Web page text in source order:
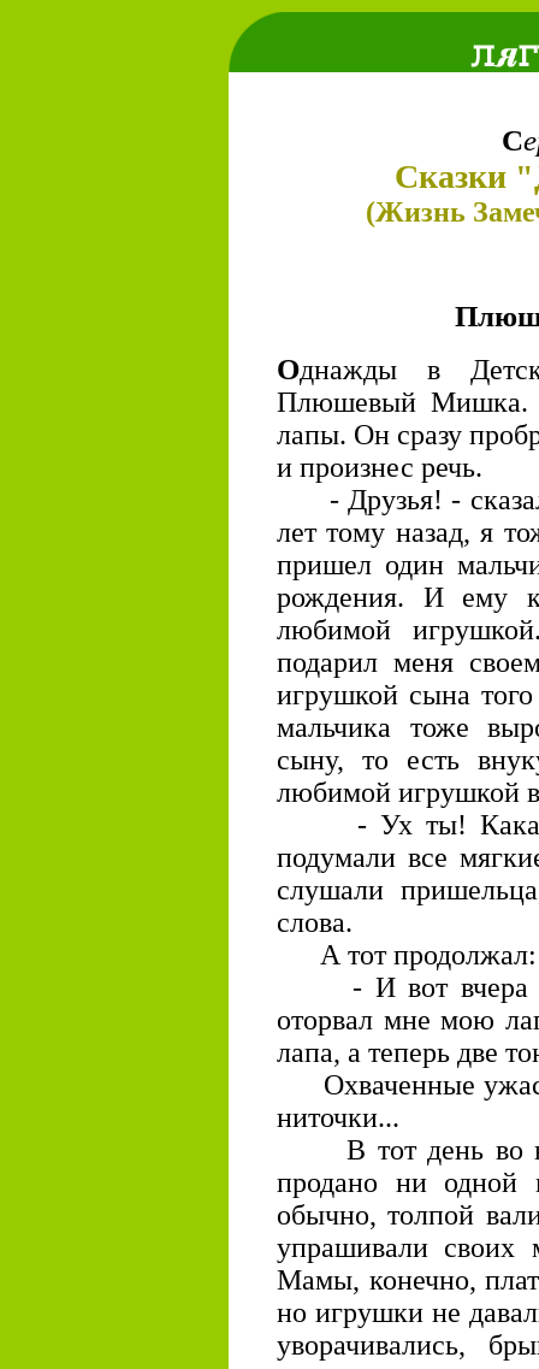
С
Сказки
(Жизнь
Однажды в
Плюшевый Мишка.
лапы. Он сразу
и произнес речь.
- Друзья! -
лет тому назад, я
пришел один
рождения. И ему
любимой
подарил меня
игрушкой сына
мальчика тоже
сыну, то есть
любимой игрушкой
- Ух ты! Какая
подумали все
слушали
слова.
А тот продолжал:
- И вот вчера
оторвал мне мою
лапа, а теперь две
Охваченные
ниточки...
В тот день во
продано ни одной
обычно, толпой
упрашивали своих
Мамы, конечно,
но игрушки не
уворачивались,